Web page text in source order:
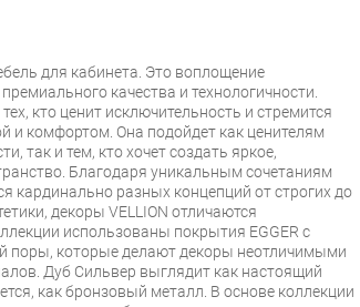
для кабинета. Это воплощение
качества и технологичности.
кто ценит исключительность и стремится
и комфортом. Она подойдет как ценителям
так и тем, кто хочет создать яркое,
Благодаря уникальным сочетаниям
кардинально разных концепций от строгих до
декоры VELLION отличаются
использованы покрытия EGGER с
поры, которые делают декоры неотличимыми
Дуб Сильвер выглядит как настоящий
как бронзовый металл. В основе коллекции